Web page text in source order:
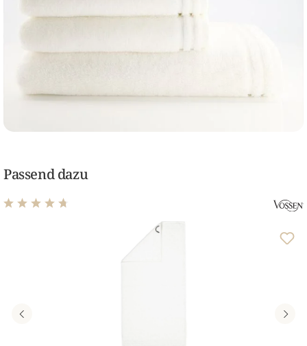
Passend dazu
Durchschnittliche Bewertung von 4.64 von 5 Sternen